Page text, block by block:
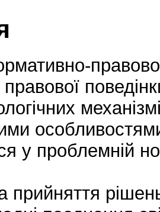
правової
у проблемній
прийняття